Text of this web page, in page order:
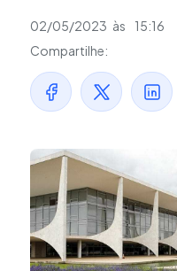
02/05/2023 às
15:16
Compartilhe: